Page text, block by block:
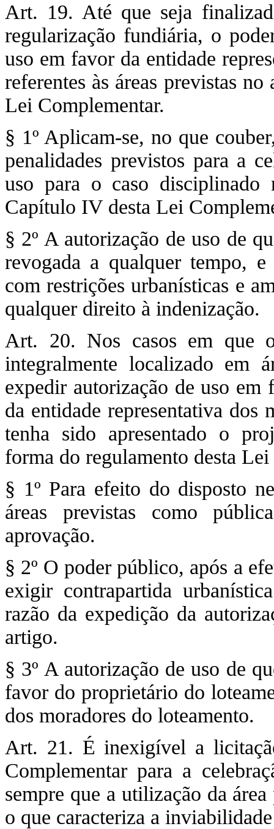
Art. 19. Até que seja
regularização fundiária, o
uso em favor da entidade
referentes às áreas previstas
Lei Complementar.
§ 1º Aplicam-se, no que
penalidades previstos para a
uso para o caso
Capítulo IV desta Lei
§ 2º A autorização de uso de
revogada a qualquer tempo,
com restrições urbanísticas e
qualquer direito à indenização.
Art. 20. Nos casos em que
integralmente localizado em
expedir autorização de uso
da entidade representativa dos
tenha sido apresentado o
forma do regulamento desta
§ 1º Para efeito do disposto
áreas previstas como
aprovação.
§ 2º O poder público, após a
exigir contrapartida
razão da expedição da
artigo.
§ 3º A autorização de uso de
favor do proprietário do
dos moradores do loteamento.
Art. 21. É inexigível a
Complementar para a
sempre que a utilização da
o que caracteriza a